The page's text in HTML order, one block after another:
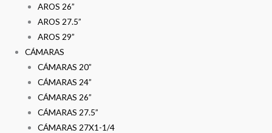
AROS 26”
AROS 27.5”
AROS 29”
CÁMARAS
CÁMARAS 20”
CÁMARAS 24”
CÁMARAS 26”
CÁMARAS 27.5”
CÁMARAS 27X1-1/4